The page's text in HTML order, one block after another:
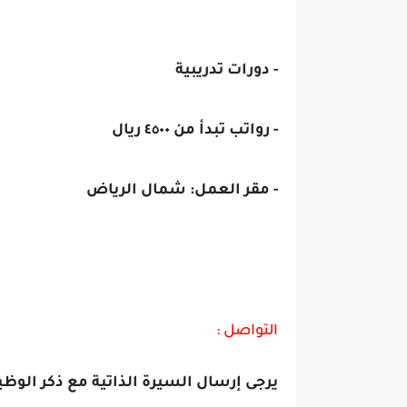
- دورات تدريبية
- رواتب تبدأ من ٤٥٠٠ ريال
- مقر العمل: شمال الرياض
التواصل :
يرجى إرسال السيرة الذاتية مع ذكر